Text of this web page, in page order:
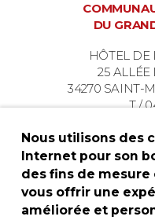
DU
HÔTEL
25 ALLÉE
34270 SAINT-
T /
Nous utilisons des
Internet pour son
des fins de
vous offrir une
améliorée et